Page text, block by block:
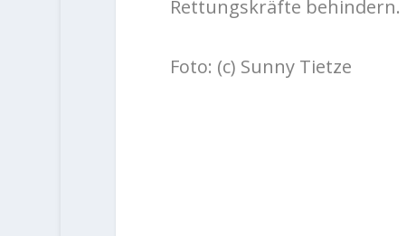
Rettungskräfte behindern.
Foto: (c) Sunny Tietze